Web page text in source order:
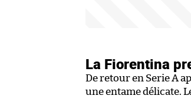
La Fiorentina
De retour en Serie A
une entame délicate.